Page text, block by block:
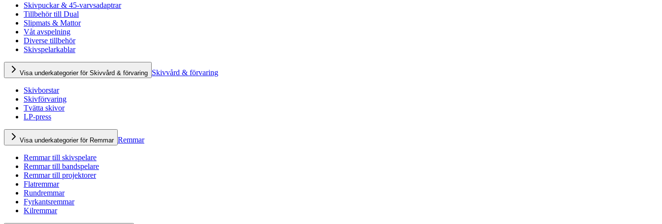
Skivpuckar & 45-varvsadaptrar
Tillbehör till Dual
Slipmats & Mattor
Våt avspelning
Diverse tillbehör
Skivspelarkablar
Visa underkategorier för Skivvård & förvaring Skivvård & förvaring
Skivborstar
Skivförvaring
Tvätta skivor
LP-press
Visa underkategorier för Remmar Remmar
Remmar till skivspelare
Remmar till bandspelare
Remmar till projektorer
Flatremmar
Rundremmar
Fyrkantsremmar
Kilremmar